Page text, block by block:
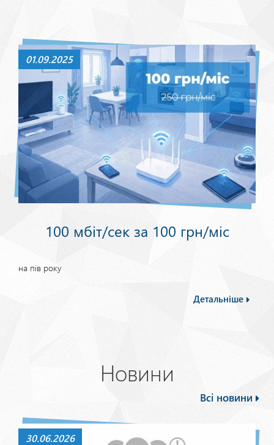
01.09.2025
100 мбіт/сек за 100 грн/міс
на пів року
Детальніше
Новини
Всі новини
30.06.2026